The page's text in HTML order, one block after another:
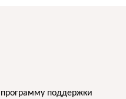
программу поддержки